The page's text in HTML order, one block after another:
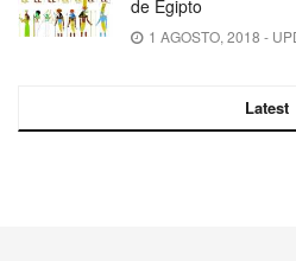
de Egipto
1 AGOSTO, 2018 -
Latest